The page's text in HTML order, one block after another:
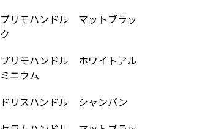
プリモハンドル マットブラッ
ク
プリモハンドル ホワイトアル
ミニウム
ドリスハンドル シャンパン